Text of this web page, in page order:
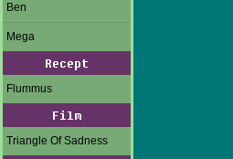
Ben
Mega
Recept
Flummus
Film
Triangle Of Sadness